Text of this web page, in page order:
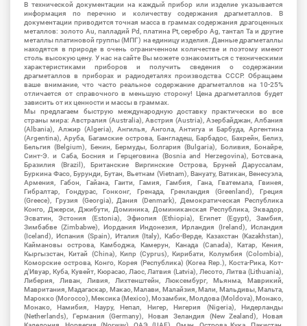
В технической документации на каждый прибор или изделие указывается
информация по перечню и количеству содержания драгметаллов. В
документации приводится точная масса в граммах содержания драгоценных
металлов: золото Au, палладий Pd, платина Pt, серебро Ag, тантал Ta и другие
металлы платиновой группы (МПГ) на единицу изделия. Данные драгметаллы
находятся в природе в очень ограниченном количестве и поэтому имеют
столь высокую цену. У нас на сайте Вы можете ознакомиться с техническими
характеристиками приборов и получить сведения о содержании
драгметаллов в приборах и радиодеталях производства СССР. Обращаем
ваше внимание, что часто реальное содержание драгметаллов на 10-25%
отличается от справочного в меньшую сторону! Цена драгметаллов будет
зависить от их ценности и массы в граммах.
Мы предлагаем быструю международную доставку практически во все
страны мира: Австралия (Australia), Австрия (Austria), Азербайджан, Албания
(Albania), Алжир (Algeria), Ангилья, Ангола, Антигуа и Барбуда, Аргентина
(Argentina), Аруба, Багамские острова, Бангладеш, Барбадос, Бахрейн, Белиз,
Бельгия (Belgium), Бенин, Бермуды, Болгария (Bulgaria), Боливия, Бонайре,
Синт-Э. и Саба, Босния и Герцеговина (Bosnia and Herzegovina), Ботсвана,
Бразилия (Brazil), Британские Виргинские Острова, Бруней Даруссалам,
Буркина Фасо, Бурунди, Бутан, Вьетнам (Vietnam), Вануату, Ватикан, Венесуэла,
Армения, Габон, Гайана, Гаити, Гамия, Гамбия, Гана, Гватемала, Гвинея,
Гибралтар, Гондурас, Гонконг, Гренада, Гренландия (Greenland), Греция
(Greece), Грузия (Georgia), Дания (Denmark), Демократическая Республика
Конго, Джерси, Джибути, Доминика, Доминиканская Республика, Эквадор,
Эсватин, Эстония (Estonia), Эфиопия (Ethiopia), Египет (Egypt), Замбия,
Зимбабве (Zimbabwe), Иордания Индонезия, Ирландия (Ireland), Исландия
(Iceland), Испания (Spain), Италия (Italy), Кабо-Верде, Казахстан (Kazakhstan),
Каймановы острова, Камбоджа, Камерун, Канада (Canada), Катар, Кения,
Кыргызстан, Китай (China), Кипр (Cyprus), Кирибати, Колумбия (Colombia),
Коморские острова, Конго, Корея (Республика) (Korea Rep.), Коста-Рика, Кот-
д'Ивуар, Куба, Кувейт, Кюрасао, Лаос, Латвия (Latvia), Лесото, Литва (Lithuania),
Либерия, Ливан, Ливия, Лихтенштейн, Люксембург, Мьянма, Маврикий,
Мавритания, Мадагаскар, Макао, Малави, Малайзия, Мали, Мальдивы, Мальта,
Марокко (Morocco), Мексика (Mexico), Мозамбик, Молдова (Moldova), Монако,
Монако, Намибия, Науру, Непал, Нигер, Нигерия (Nigeria), Нидерланды
(Netherlands), Германия (Germany), Новая Зеландия (New Zealand), Новая